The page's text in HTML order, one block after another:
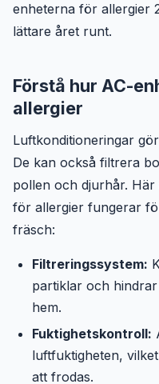
enheterna för allergier
lättare året runt.
Förstå hur AC-
allergier
Luftkonditioneringar
De kan också filtrera
pollen och djurhår.
för allergier fungerar
fräsch:
Filtreringssystem:
partiklar och
hem.
Fuktighetskontroll:
luftfuktigheten,
att frodas.